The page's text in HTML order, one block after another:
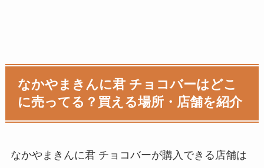
なかやまきんに君 チョコバーはどこ
に売ってる？買える場所・店舗を紹介
なかやまきんに君 チョコバーが購入できる店舗は